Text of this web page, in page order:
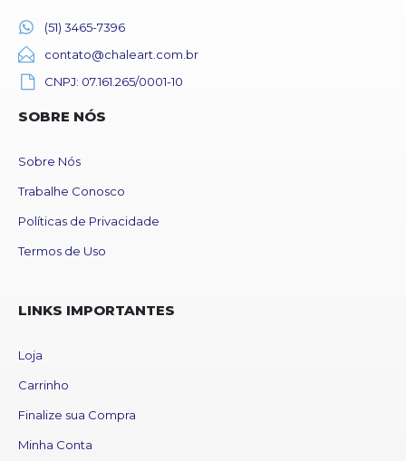
(51) 3465-7396
contato@chaleart.com.br
CNPJ: 07.161.265/0001-10
SOBRE NÓS
Sobre Nós
Trabalhe Conosco
Políticas de Privacidade
Termos de Uso
LINKS IMPORTANTES
Loja
Carrinho
Finalize sua Compra
Minha Conta